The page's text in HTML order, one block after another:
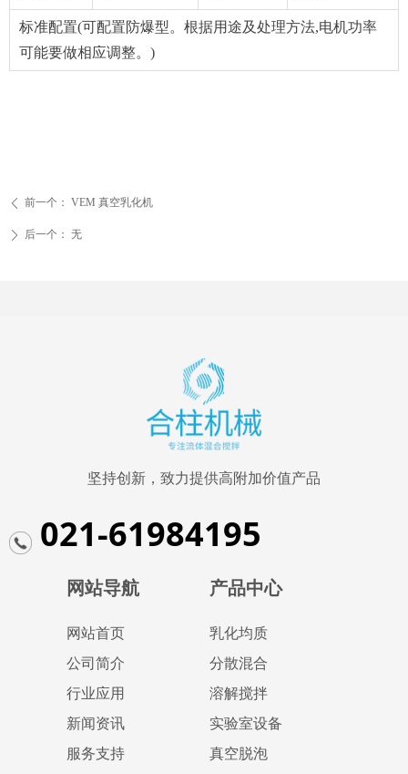
标准配置(可配置防爆型。根据用途及处理方法,电机功率
可能要做相应调整。)
ꄴ 前一个： VEM 真空乳化机
ꄲ 后一个： 无
坚持创新，致力提供高附加价值产品
021-61984195
网站导航
网站首页
公司简介
行业应用
新闻资讯
服务支持
产品中心
乳化均质
分散混合
溶解搅拌
实验室设备
真空脱泡